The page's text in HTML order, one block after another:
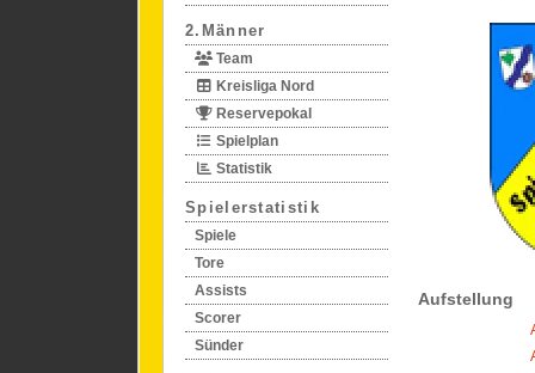
2.Männer
Team
Kreisliga Nord
Reservepokal
Spielplan
Statistik
Spielerstatistik
Spiele
Tore
Assists
Scorer
Sünder
Aufstellung